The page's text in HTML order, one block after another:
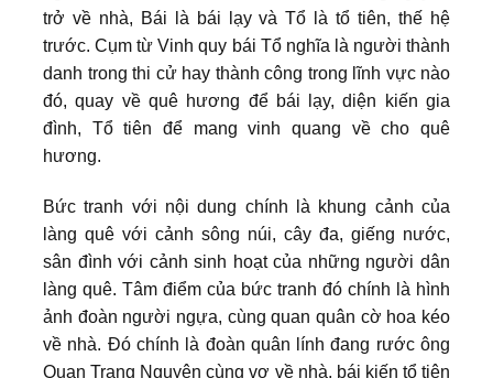
trở về nhà, Bái là bái lạy và Tổ là tổ tiên, thế hệ
trước. Cụm từ Vinh quy bái Tổ nghĩa là người thành
danh trong thi cử hay thành công trong lĩnh vực nào
đó, quay về quê hương để bái lạy, diện kiến gia
đình, Tổ tiên để mang vinh quang về cho quê
hương.
Bức tranh với nội dung chính là khung cảnh của
làng quê với cảnh sông núi, cây đa, giếng nước,
sân đình với cảnh sinh hoạt của những người dân
làng quê. Tâm điểm của bức tranh đó chính là hình
ảnh đoàn người ngựa, cùng quan quân cờ hoa kéo
về nhà. Đó chính là đoàn quân lính đang rước ông
Quan Trạng Nguyên cùng vợ về nhà, bái kiến tổ tiên